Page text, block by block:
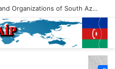
Statement by the Parties and Organizations of South Azerbaijan Addressed to the President of the United States of America, Mr. Donald Trump